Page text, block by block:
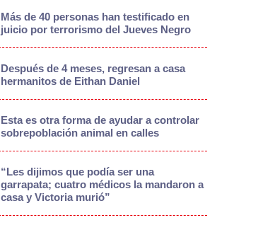
Más de 40 personas han testificado en
juicio por terrorismo del Jueves Negro
Después de 4 meses, regresan a casa
hermanitos de Eithan Daniel
Esta es otra forma de ayudar a controlar
sobrepoblación animal en calles
“Les dijimos que podía ser una
garrapata; cuatro médicos la mandaron a
casa y Victoria murió”